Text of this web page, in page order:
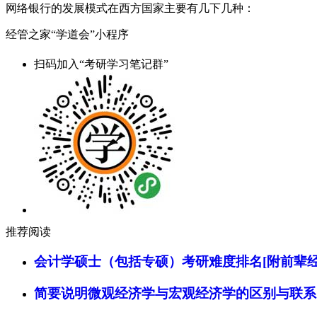
网络银行的发展模式在西方国家主要有几下几种：
经管之家“学道会”小程序
扫码加入“考研学习笔记群”
推荐阅读
会计学硕士（包括专硕）考研难度排名[附前辈
简要说明微观经济学与宏观经济学的区别与联系